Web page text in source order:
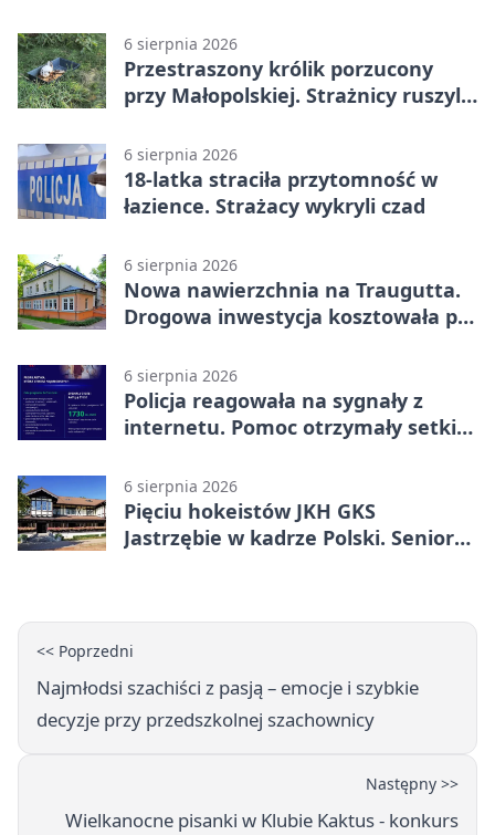
6 sierpnia 2026
Przestraszony królik porzucony
przy Małopolskiej. Strażnicy ruszyli
6 sierpnia 2026
18-latka straciła przytomność w
łazience. Strażacy wykryli czad
6 sierpnia 2026
Nowa nawierzchnia na Traugutta.
Drogowa inwestycja kosztowała pół
6 sierpnia 2026
Policja reagowała na sygnały z
internetu. Pomoc otrzymały setki
6 sierpnia 2026
Pięciu hokeistów JKH GKS
Jastrzębie w kadrze Polski. Seniorzy
<< Poprzedni
Najmłodsi szachiści z pasją – emocje i szybkie
decyzje przy przedszkolnej szachownicy
Następny >>
Wielkanocne pisanki w Klubie Kaktus - konkurs